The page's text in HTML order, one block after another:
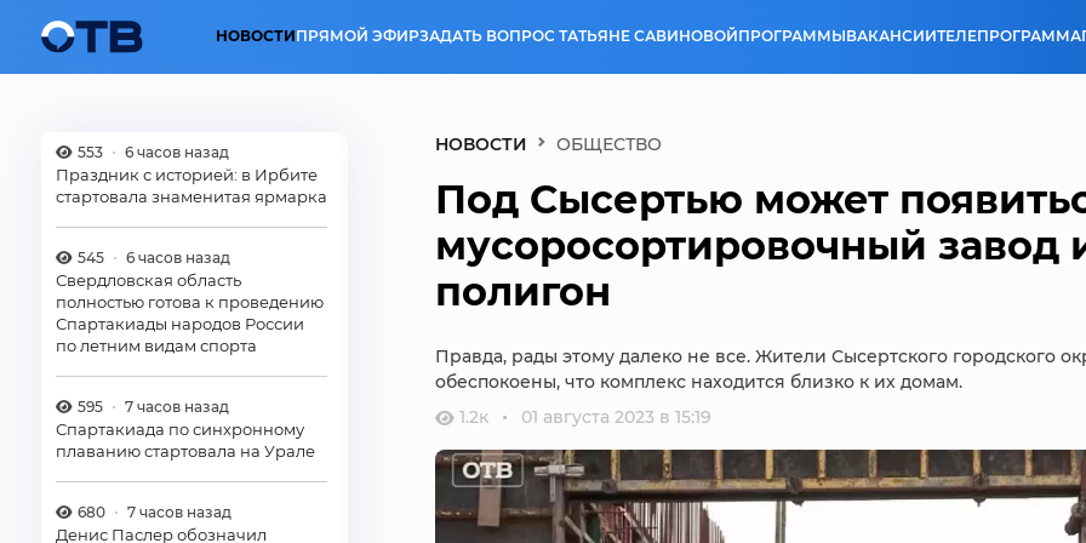
НОВОСТИ ПРЯМОЙ ЭФИРЗАДАТЬ ВОПРОС ТАТЬЯНЕ САВИНОВОЙ ПРОГРАММЫ ВАКАНСИИТЕЛЕПРОГРАММА
553 6 часов назад
Праздник с историей: в Ирбите
стартовала знаменитая ярмарка
545 6 часов назад
Свердловская область
полностью готова к проведению
Спартакиады народов России
по летним видам спорта
595 7 часов назад
Спартакиада по синхронному
плаванию стартовала на Урале
680 7 часов назад
Денис Паслер обозначил
НОВОСТИ ОБЩЕСТВО
Под Сысертью может
мусоросортировочный завод
полигон
Правда, рады этому далеко не все. Жители Сысертского городского
обеспокоены, что комплекс находится близко к их домам.
1.2к
01 августа 2023 в 15:19